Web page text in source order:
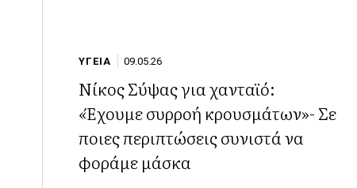
ΥΓΕΙΑ 09.05.26
Νίκος Σύψας για χανταϊό:
«Έχουμε συρροή κρουσμάτων»- Σε
ποιες περιπτώσεις συνιστά να
φοράμε μάσκα